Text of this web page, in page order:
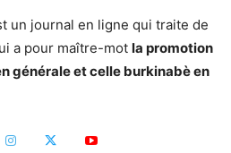
un journal en ligne qui traite de
a pour maître-mot la promotion
générale et celle burkinabè en